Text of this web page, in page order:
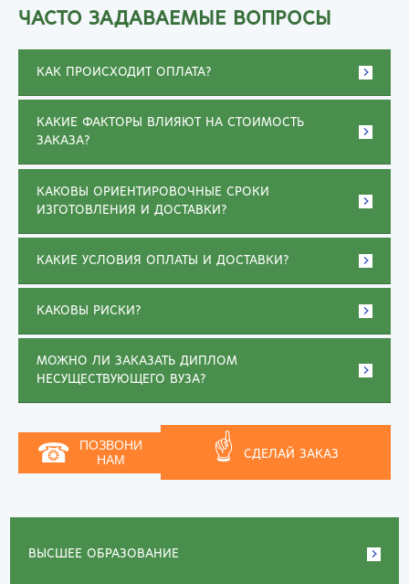
ВЫСШЕЕ ОБРАЗОВАНИЕ
ЧАСТО ЗАДАВАЕМЫЕ ВОПРОСЫ
КАК ПРОИСХОДИТ ОПЛАТА?
КАКИЕ ФАКТОРЫ ВЛИЯЮТ НА СТОИМОСТЬ
ЗАКАЗА?
КАКОВЫ ОРИЕНТИРОВОЧНЫЕ СРОКИ
ИЗГОТОВЛЕНИЯ И ДОСТАВКИ?
КАКИЕ УСЛОВИЯ ОПЛАТЫ И ДОСТАВКИ?
КАКОВЫ РИСКИ?
МОЖНО ЛИ ЗАКАЗАТЬ ДИПЛОМ
НЕСУЩЕСТВУЮЩЕГО ВУЗА?
☎
ПОЗВОНИ
НАМ
☝ СДЕЛАЙ ЗАКАЗ